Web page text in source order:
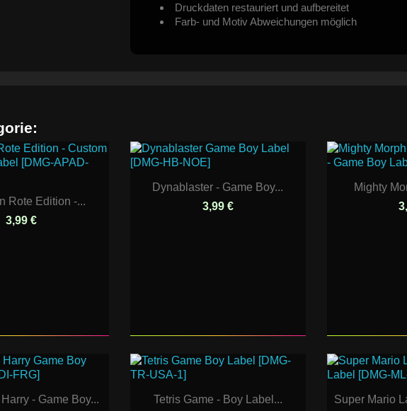
Druckdaten restauriert und aufbereitet
Farb- und Motiv Abweichungen möglich
Rote Edition -...
3,99 €
Dynablaster - Game Boy...
3,99 €
Mighty
- Game Boy...
Tetris Game - Boy Label...
Super Mario